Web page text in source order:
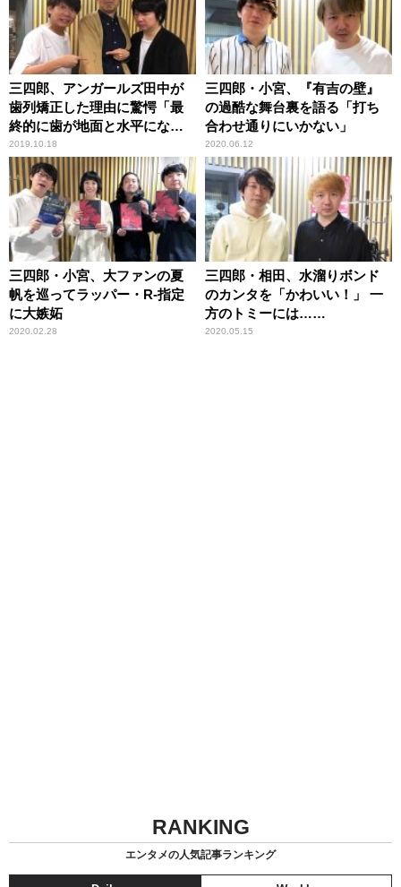
三四郎、アンガールズ田中が
歯列矯正した理由に驚愕「最
終的に歯が地面と水平にな
る」
2019.10.18
三四郎・小宮、『有吉の壁』
の過酷な舞台裏を語る「打ち
合わせ通りにいかない」
2020.06.12
三四郎・小宮、大ファンの夏
帆を巡ってラッパー・R-指定
に大嫉妬
2020.02.28
三四郎・相田、水溜りボンド
のカンタを「かわいい！」 一
方のトミーには……
2020.05.15
RANKING
エンタメの人気記事ランキング